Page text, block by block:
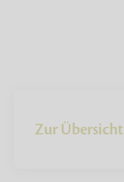
Zur Übersicht